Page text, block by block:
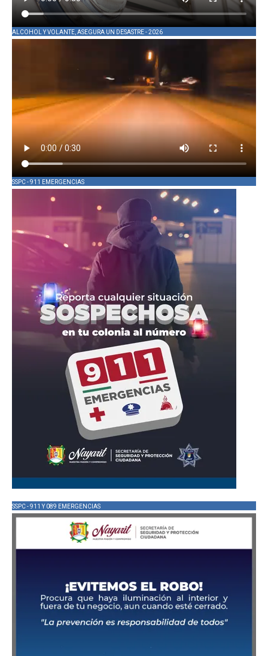
ALCOHOL Y VOLANTE, ASEGURA UN DESASTRE - 2026
SSPC - 911 EMERGENCIAS
SSPC - 911 Y 089 EMERGENCIAS